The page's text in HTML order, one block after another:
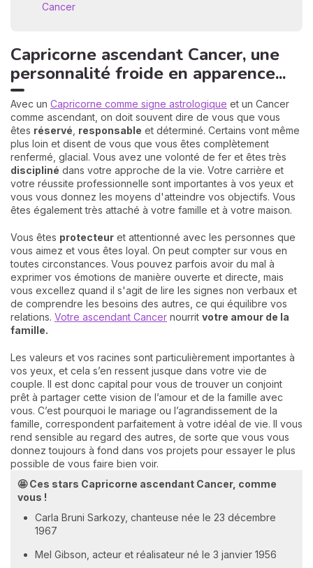
Cancer
Capricorne ascendant Cancer, une
personnalité froide en apparence...
Avec un Capricorne comme signe astrologique et un Cancer
comme ascendant, on doit souvent dire de vous que vous
êtes réservé responsable et déterminé. Certains vont même
plus loin et disent de vous que vous êtes complètement
renfermé, glacial. Vous avez une volonté de fer et êtes très
discipliné dans votre approche de la vie. Votre carrière et
votre réussite professionnelle sont importantes à vos yeux et
vous vous donnez les moyens d'atteindre vos objectifs. Vous
êtes également très attaché à votre famille et à votre maison.
Vous êtes protecteur et attentionné avec les personnes que
vous aimez et vous êtes loyal. On peut compter sur vous en
toutes circonstances. Vous pouvez parfois avoir du mal à
exprimer vos émotions de manière ouverte et directe, mais
vous excellez quand il s'agit de lire les signes non verbaux et
de comprendre les besoins des autres, ce qui équilibre vos
relations. Votre ascendant Cancer nourrit votre amour de la
famille.
Les valeurs et vos racines sont particulièrement importantes à
vos yeux, et cela s’en ressent jusque dans votre vie de
couple. Il est donc capital pour vous de trouver un conjoint
prêt à partager cette vision de l’amour et de la famille avec
vous. C’est pourquoi le mariage ou l’agrandissement de la
famille, correspondent parfaitement à votre idéal de vie. Il vous
rend sensible au regard des autres, de sorte que vous vous
donnez toujours à fond dans vos projets pour essayer le plus
possible de vous faire bien voir.
🤩 Ces stars Capricorne ascendant Cancer, comme
vous !
Carla Bruni Sarkozy, chanteuse née le 23 décembre
1967
Mel Gibson, acteur et réalisateur né le 3 janvier 1956